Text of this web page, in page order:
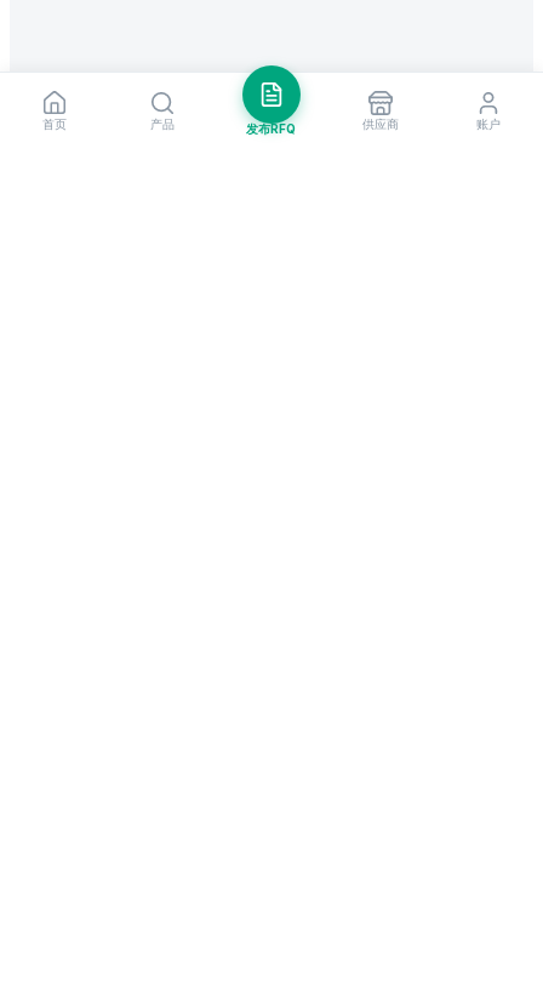
首页 产品 发布RFQ 供应商 账户